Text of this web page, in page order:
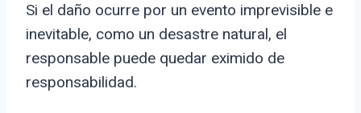
Si el daño ocurre por un evento imprevisible e
inevitable, como un desastre natural, el
responsable puede quedar eximido de
responsabilidad.